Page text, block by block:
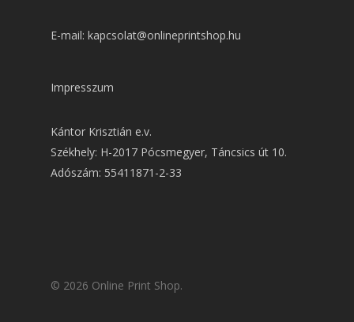
E-mail: kapcsolat@onlineprintshop.hu
Impresszum
Kántor Krisztián e.v.
Székhely: H-2017 Pócsmegyer, Táncsics út 10.
Adószám: 55411871-2-33
© 2026 Online Print Shop.